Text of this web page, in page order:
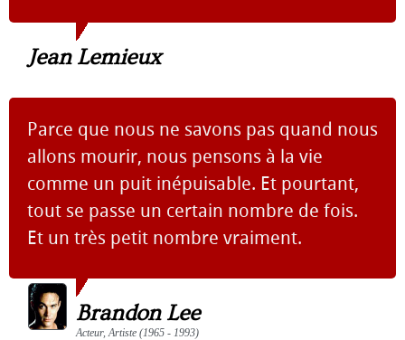
Jean Lemieux
Parce que nous ne savons pas quand nous
allons mourir, nous pensons à la vie
comme un puit inépuisable. Et pourtant,
tout se passe un certain nombre de fois.
Et un très petit nombre vraiment.
Brandon Lee
Acteur, Artiste (1965 - 1993)